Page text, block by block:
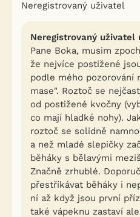
Neregistrovaný uživatel
Neregistrovaný uživatel
Pane Boka, musim
že nejvíce postižené
podle mého pozorování
mase". Roztoč se
od postižené kvočny
co mají hladké nohy).
roztoč se solidně
a než mladé slepičky
běháky s bělavými
Značně zrhublé.
přestříkávat běháky i
ní až když jsou první
také vápeknu zastaví